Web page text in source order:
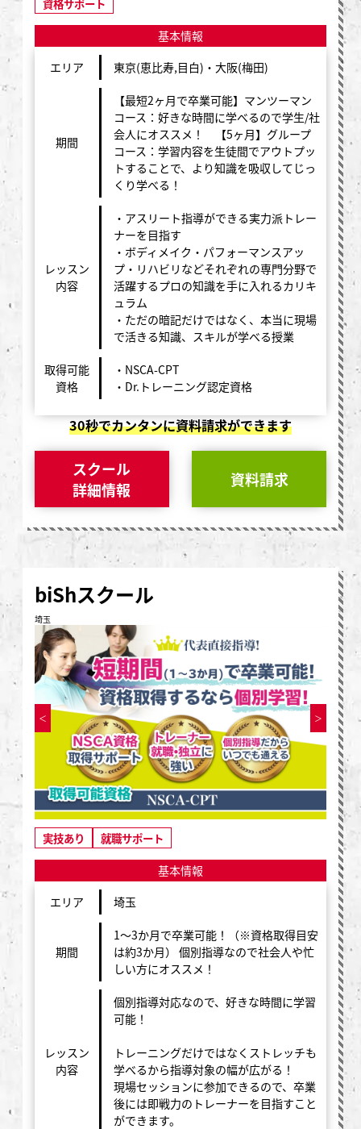
基本情報
エリア
東京(恵比寿,目白)・大阪(梅田)
期間
【最短2ヶ月で卒業可能】マンツーマン
コース：好きな時間に学べるので学生/社
会人にオススメ！ 【5ヶ月】グループ
コース：学習内容を生徒間でアウトプッ
トすることで、より知識を吸収してじっ
くり学べる！
レッスン
内容
・アスリート指導ができる実力派トレー
ナーを目指す
・ボディメイク・パフォーマンスアッ
プ・リハビリなどそれぞれの専門分野で
活躍するプロの知識を手に入れるカリキ
ュラム
・ただの暗記だけではなく、本当に現場
で活きる知識、スキルが学べる授業
取得可能
資格
・NSCA-CPT
・Dr.トレーニング認定資格
30秒でカンタンに資料請求ができます
スクール
詳細情報
資料請求
biShスクール
埼玉
実技あり
就職サポート
基本情報
エリア
埼玉
期間
1〜3か月で卒業可能！（※資格取得目安
は約3か月） 個別指導なので社会人や忙
しい方にオススメ！
レッスン
内容
個別指導対応なので、好きな時間に学習
可能！
トレーニングだけではなくストレッチも
学べるから指導対象の幅が広がる！
現場セッションに参加できるので、卒業
後には即戦力のトレーナーを目指すこと
ができます。